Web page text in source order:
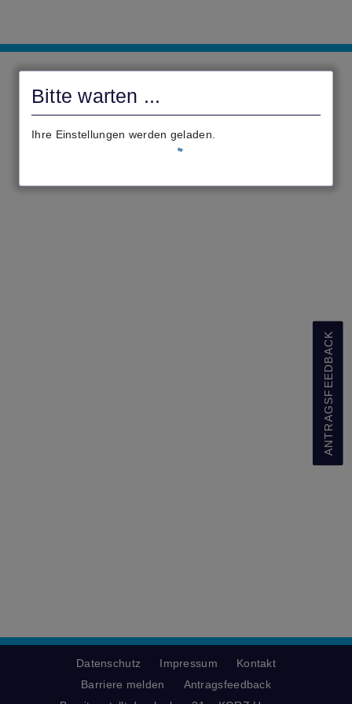
Bitte warten ...
Ihre Einstellungen werden geladen.
ANTRAGSFEEDBACK
Datenschutz Impressum
Kontakt
Barriere melden
Antragsfeedback